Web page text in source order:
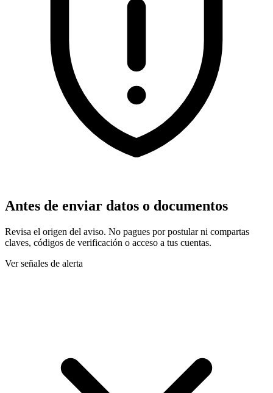
Antes de enviar datos o documentos
Revisa el origen del aviso. No pagues por postular ni compartas
claves, códigos de verificación o acceso a tus cuentas.
Ver señales de alerta